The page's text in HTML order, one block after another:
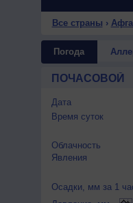
Все страны ›
Погода
ПОЧАСОВОЙ
Дата
Время суток
Облачность
Явления
Осадки, мм за 1